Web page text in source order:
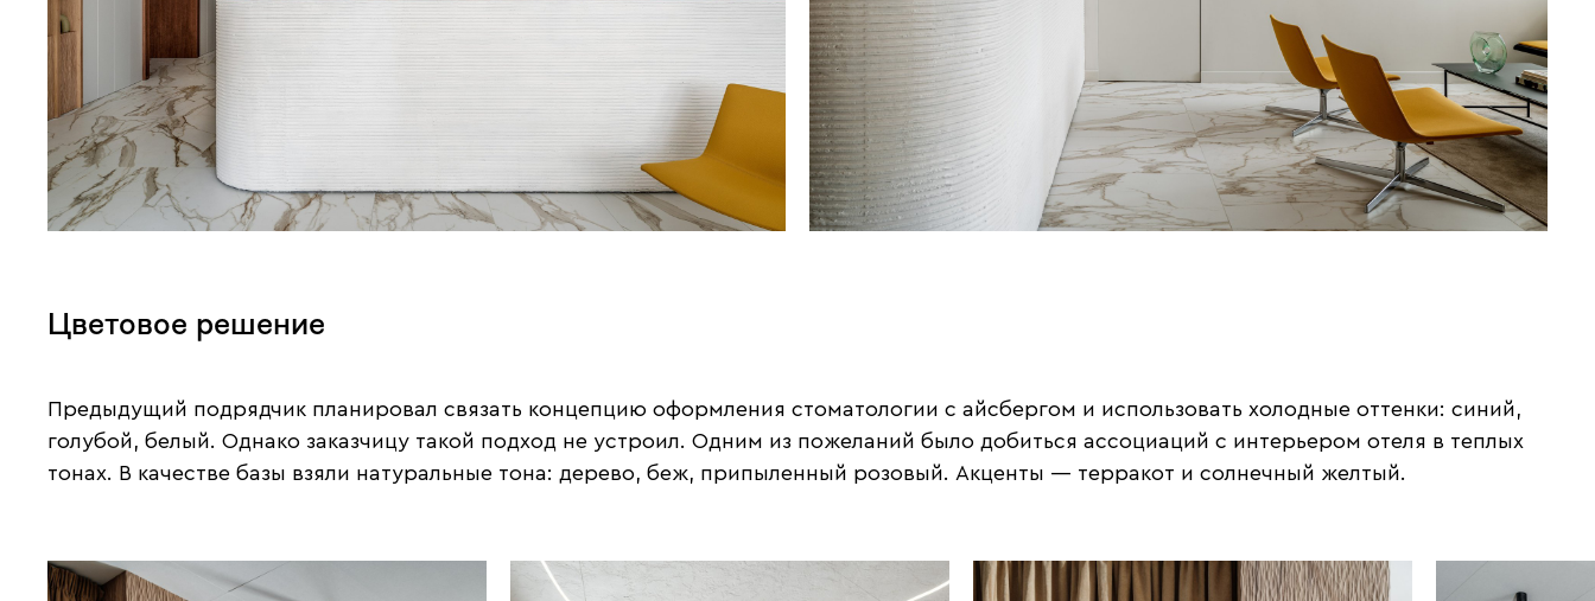
Цветовое решение
Предыдущий подрядчик планировал связать концепцию оформления стоматологии с айсбергом и использовать холодные оттенки: синий,
голубой, белый. Однако заказчицу такой подход не устроил. Одним из пожеланий было добиться ассоциаций с интерьером отеля в теплых
тонах. В качестве базы взяли натуральные тона: дерево, беж, припыленный розовый. Акценты — терракот и солнечный желтый.